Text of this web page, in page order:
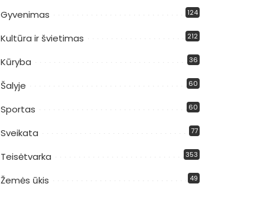
Gyvenimas 124
Kultūra ir švietimas 212
Kūryba 36
Šalyje 60
Sportas 60
Sveikata 77
Teisėtvarka 353
Žemės ūkis 49